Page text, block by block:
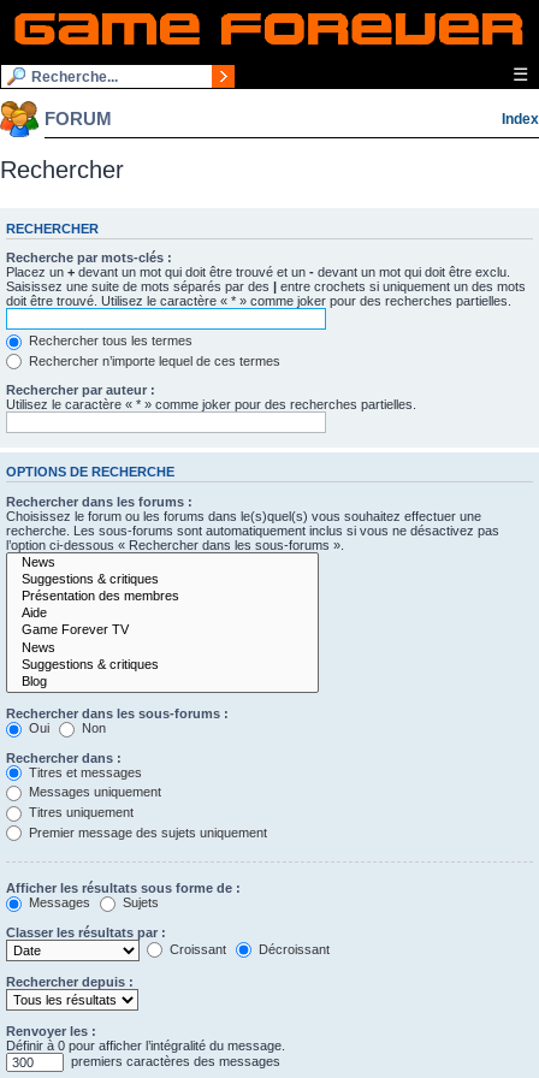
☰
FORUM Index
Rechercher
RECHERCHER
Recherche par mots-clés :
Placez un + devant un mot qui doit être trouvé et un - devant un mot qui doit être exclu.
Saisissez une suite de mots séparés par des | entre crochets si uniquement un des mots
doit être trouvé. Utilisez le caractère « * » comme joker pour des recherches partielles.
Rechercher tous les termes
Rechercher n’importe lequel de ces termes
Rechercher par auteur :
Utilisez le caractère « * » comme joker pour des recherches partielles.
OPTIONS DE RECHERCHE
Rechercher dans les forums :
Choisissez le forum ou les forums dans le(s)quel(s) vous souhaitez effectuer une
recherche. Les sous-forums sont automatiquement inclus si vous ne désactivez pas
l’option ci-dessous « Rechercher dans les sous-forums ».
Rechercher dans les sous-forums :
Oui
Non
Rechercher dans :
Titres et messages
Messages uniquement
Titres uniquement
Premier message des sujets uniquement
Afficher les résultats sous forme de :
Messages
Sujets
Classer les résultats par :
Croissant
Décroissant
Rechercher depuis :
Renvoyer les :
Définir à 0 pour afficher l’intégralité du message.
premiers caractères des messages